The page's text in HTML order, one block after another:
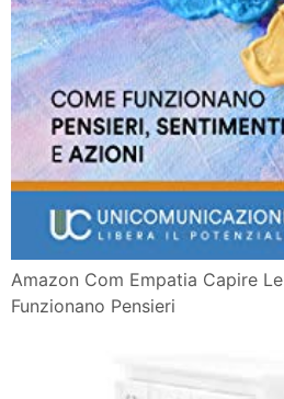
Amazon Com Empatia Capire
Funzionano Pensieri